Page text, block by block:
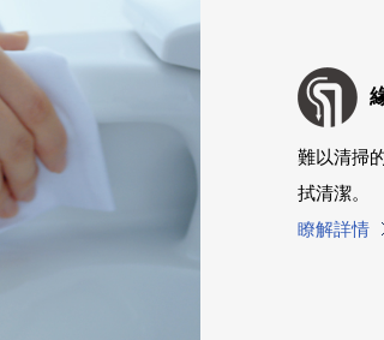
難以清掃
拭清潔。
瞭解詳情